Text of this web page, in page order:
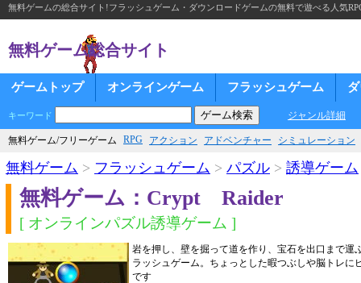
無料ゲームの総合サイト!フラッシュゲーム・ダウンロードゲームの無料で遊べる人気
無料ゲーム総合サイト
ゲームトップ オンラインゲーム フラッシュゲーム
キーワード ジャンル詳細
無料ゲーム/フリーゲーム RPG アクション アドベンチャー シミュレーション
無料ゲーム > フラッシュゲーム > パズル > 誘導ゲーム
無料ゲーム：Crypt Raider
[ オンラインパズル誘導ゲーム ]
岩を押し、壁を掘って道を作り、宝石を出口まで運
ラッシュゲーム。ちょっとした暇つぶしや脳トレに
です